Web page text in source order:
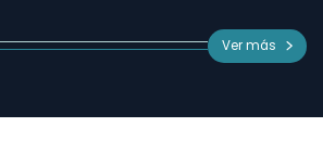
Ver más